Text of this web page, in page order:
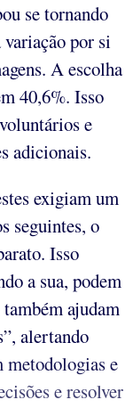
se tornando
por si
A escolha
40,6%. Isso
e
adicionais.
exigiam um
seguintes, o
Isso
a sua, podem
ajudam
alertando
metodologias e
e resolver